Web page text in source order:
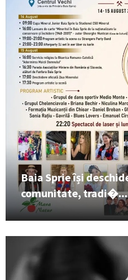
Baia Sprie își
comunitate, tradi�...